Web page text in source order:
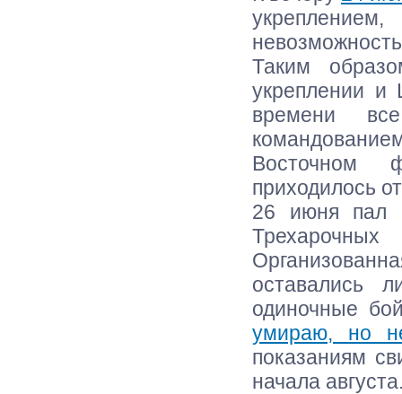
Таким
укреплении и
времени
Восточном
приходилось
26 июня пал
оставались
одиночные
умираю, но
показаниям
начала